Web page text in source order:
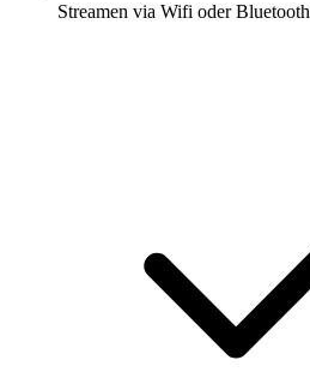
Streamen via Wifi oder Bluetooth